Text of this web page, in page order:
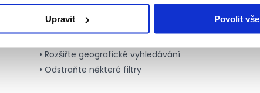
Upravit Povolit vše
Tipy pro lepší výsledky:
• Rozšiřte geografické vyhledávání
• Odstraňte některé filtry